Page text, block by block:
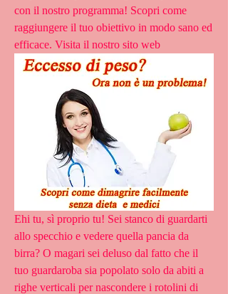
con il nostro programma! Scopri come
raggiungere il tuo obiettivo in modo sano ed
efficace. Visita il nostro sito web
Ehi tu, sì proprio tu! Sei stanco di guardarti
allo specchio e vedere quella pancia da
birra? O magari sei deluso dal fatto che il
tuo guardaroba sia popolato solo da abiti a
righe verticali per nascondere i rotolini di